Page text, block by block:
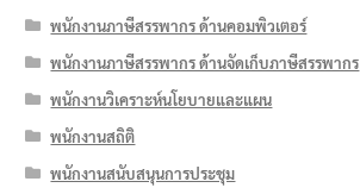
พนักงานภาษีสรรพากร ด้านคอมพิวเตอร์
พนักงานภาษีสรรพากร ด้านจัดเก็บภาษีสรรพากร
พนักงานวิเคราะห์นโยบายและแผน
พนักงานสถิติ
พนักงานสนับสนุนการประชุม